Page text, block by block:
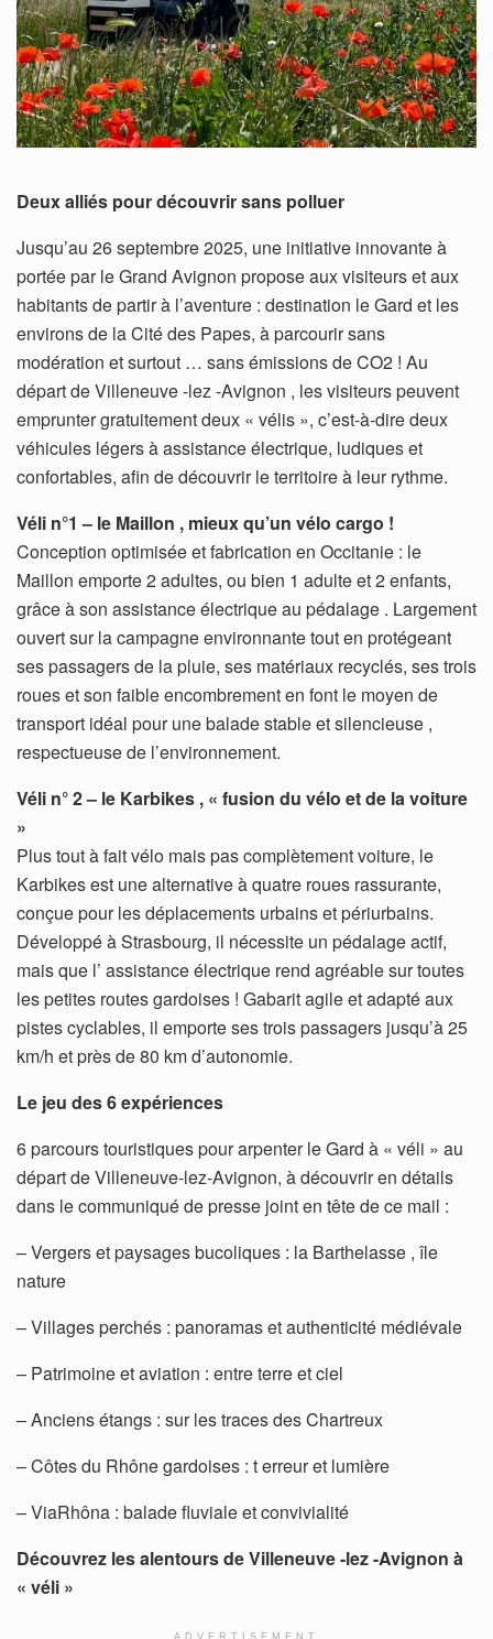
Deux alliés pour découvrir sans polluer
Jusqu’au 26 septembre 2025, une initiative innovante à
portée par le Grand Avignon propose aux visiteurs et aux
habitants de partir à l’aventure : destination le Gard et les
environs de la Cité des Papes, à parcourir sans
modération et surtout … sans émissions de CO2 ! Au
départ de Villeneuve -lez -Avignon , les visiteurs peuvent
emprunter gratuitement deux « vélis », c’est-à-dire deux
véhicules légers à assistance électrique, ludiques et
confortables, afin de découvrir le territoire à leur rythme.
Véli n°1 – le Maillon , mieux qu’un vélo cargo !
Conception optimisée et fabrication en Occitanie : le
Maillon emporte 2 adultes, ou bien 1 adulte et 2 enfants,
grâce à son assistance électrique au pédalage . Largement
ouvert sur la campagne environnante tout en protégeant
ses passagers de la pluie, ses matériaux recyclés, ses trois
roues et son faible encombrement en font le moyen de
transport idéal pour une balade stable et silencieuse ,
respectueuse de l’environnement.
Véli n° 2 – le Karbikes , « fusion du vélo et de la voiture
»
Plus tout à fait vélo mais pas complètement voiture, le
Karbikes est une alternative à quatre roues rassurante,
conçue pour les déplacements urbains et périurbains.
Développé à Strasbourg, il nécessite un pédalage actif,
mais que l’ assistance électrique rend agréable sur toutes
les petites routes gardoises ! Gabarit agile et adapté aux
pistes cyclables, il emporte ses trois passagers jusqu’à 25
km/h et près de 80 km d’autonomie.
Le jeu des 6 expériences
6 parcours touristiques pour arpenter le Gard à « véli » au
départ de Villeneuve-lez-Avignon, à découvrir en détails
dans le communiqué de presse joint en tête de ce mail :
– Vergers et paysages bucoliques : la Barthelasse , île
nature
– Villages perchés : panoramas et authenticité médiévale
– Patrimoine et aviation : entre terre et ciel
– Anciens étangs : sur les traces des Chartreux
– Côtes du Rhône gardoises : t erreur et lumière
– ViaRhôna : balade fluviale et convivialité
Découvrez les alentours de Villeneuve -lez -Avignon à
« véli »
ADVERTISEMENT